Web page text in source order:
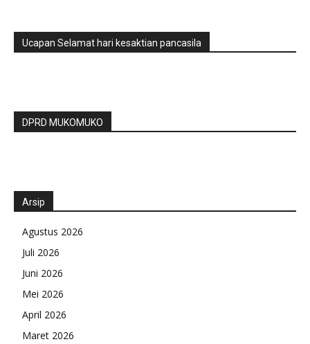
Ucapan Selamat hari kesaktian pancasila
DPRD MUKOMUKO
Arsip
Agustus 2026
Juli 2026
Juni 2026
Mei 2026
April 2026
Maret 2026